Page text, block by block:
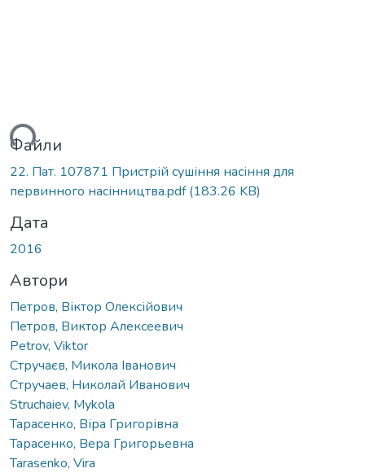
Файли
22. Пат. 107871 Пристрій сушіння насіння для
первинного насінництва.pdf(183.26 KB)
Дата
2016
Автори
Петров, Віктор Олексійович
Петров, Виктор Алексеевич
Petrov, Viktor
Стручаєв, Микола Іванович
Стручаев, Николай Иванович
Struchaiev, Mykola
Тарасенко, Віра Григорівна
Тарасенко, Вера Григорьевна
Tarasenko, Vira